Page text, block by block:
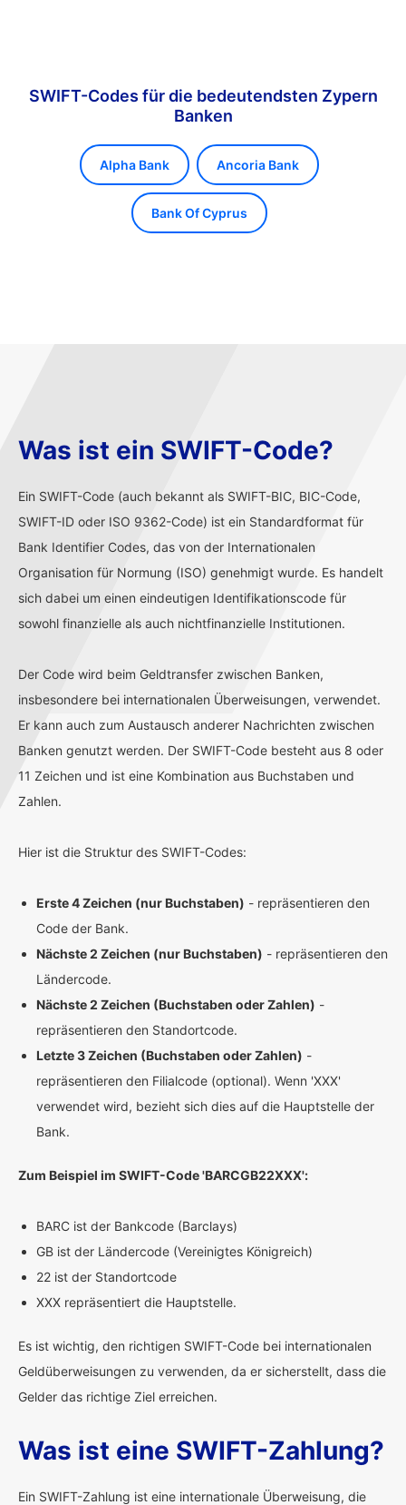
SWIFT-Codes für die bedeutendsten Zypern
Banken
Alpha Bank Ancoria Bank
Bank Of Cyprus
Was ist ein SWIFT-Code?
Ein SWIFT-Code (auch bekannt als SWIFT-BIC, BIC-Code,
SWIFT-ID oder ISO 9362-Code) ist ein Standardformat für
Bank Identifier Codes, das von der Internationalen
Organisation für Normung (ISO) genehmigt wurde. Es handelt
sich dabei um einen eindeutigen Identifikationscode für
sowohl finanzielle als auch nichtfinanzielle Institutionen.
Der Code wird beim Geldtransfer zwischen Banken,
insbesondere bei internationalen Überweisungen, verwendet.
Er kann auch zum Austausch anderer Nachrichten zwischen
Banken genutzt werden. Der SWIFT-Code besteht aus 8 oder
11 Zeichen und ist eine Kombination aus Buchstaben und
Zahlen.
Hier ist die Struktur des SWIFT-Codes:
Erste 4 Zeichen (nur Buchstaben) - repräsentieren den
Code der Bank.
Nächste 2 Zeichen (nur Buchstaben) - repräsentieren den
Ländercode.
Nächste 2 Zeichen (Buchstaben oder Zahlen) -
repräsentieren den Standortcode.
Letzte 3 Zeichen (Buchstaben oder Zahlen) -
repräsentieren den Filialcode (optional). Wenn 'XXX'
verwendet wird, bezieht sich dies auf die Hauptstelle der
Bank.
Zum Beispiel im SWIFT-Code 'BARCGB22XXX':
BARC ist der Bankcode (Barclays)
GB ist der Ländercode (Vereinigtes Königreich)
22 ist der Standortcode
XXX repräsentiert die Hauptstelle.
Es ist wichtig, den richtigen SWIFT-Code bei internationalen
Geldüberweisungen zu verwenden, da er sicherstellt, dass die
Gelder das richtige Ziel erreichen.
Was ist eine SWIFT-Zahlung?
Ein SWIFT-Zahlung ist eine internationale Überweisung, die